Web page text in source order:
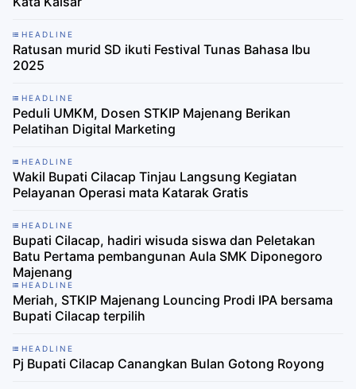
HEADLINE
Ratusan murid SD ikuti Festival Tunas Bahasa Ibu
2025
HEADLINE
Peduli UMKM, Dosen STKIP Majenang Berikan
Pelatihan Digital Marketing
HEADLINE
Wakil Bupati Cilacap Tinjau Langsung Kegiatan
Pelayanan Operasi mata Katarak Gratis
HEADLINE
Bupati Cilacap, hadiri wisuda siswa dan Peletakan
Batu Pertama pembangunan Aula SMK Diponegoro
Majenang
HEADLINE
Meriah, STKIP Majenang Louncing Prodi IPA bersama
Bupati Cilacap terpilih
HEADLINE
Pj Bupati Cilacap Canangkan Bulan Gotong Royong